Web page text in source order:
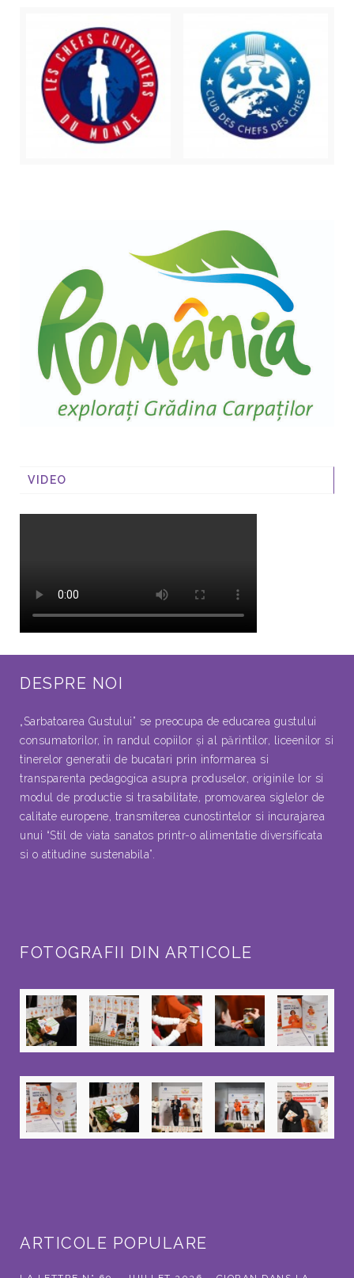
VIDEO
DESPRE NOI
„Sarbatoarea Gustului” se preocupa de educarea gustului
consumatorilor, în randul copiilor şi al părintilor, liceenilor si
tinerelor generatii de bucatari prin informarea si
transparenta pedagogica asupra produselor, originile lor si
modul de productie si trasabilitate, promovarea siglelor de
calitate europene, transmiterea cunostintelor si incurajarea
unui “Stil de viata sanatos printr-o alimentatie diversificata
si o atitudine sustenabila”.
FOTOGRAFII DIN ARTICOLE
ARTICOLE POPULARE